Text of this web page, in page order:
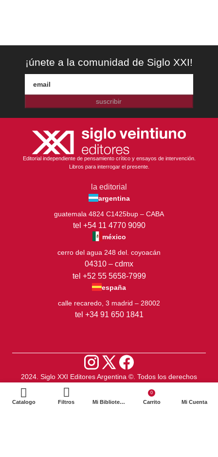
¡únete a la comunidad de Siglo XXI!
suscribir
Editorial independiente de pensamiento crítico y ensayos de intervención.
Libros para interrogar el presente.
la editorial
argentina
guatemala 4824 C1425bup – CABA
tel +54 11 4770 9090
méxico
cerro del agua 248 del. coyoacán
04310 – cdmx
tel +52 55 5658-7999
españa
calle recaredo, 3 madrid – 28002
tel +34 91 650 1841
2024. Siglo XXI Editores Argentina ©️. Todos los derechos
Catalogo Filtros Mi Biblioteca
0
Carrito Mi Cuenta